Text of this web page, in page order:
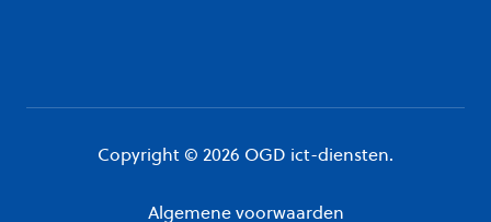
Copyright © 2026 OGD ict-diensten.
Algemene voorwaarden